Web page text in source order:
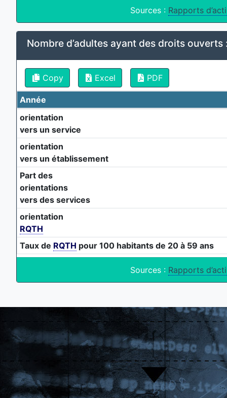
Sources : Rapports
Nombre d’adultes ayant des droits
Copy Excel PDF
Année
orientation
vers un service
orientation
vers un établissement
Part des
orientations
vers des services
orientation
RQTH
Taux de RQTH pour 100 habitants de 20 à 59 ans
Sources : Rapports